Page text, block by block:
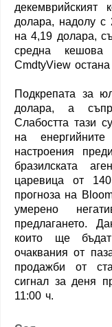
долара, надолу с
на 4,19 долара,
средна
CmdtyView
Подкрепата за
долара, а
Слабостта тази
на
настроения
бразилската
царевица от
прогноза на
умерено
предлагането.
които ще
очаквания от
продажби от
сигнал за деня
11:00 ч.